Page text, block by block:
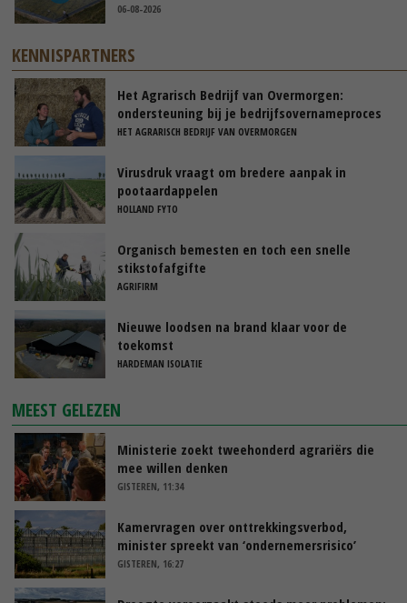
06-08-2026
KENNISPARTNERS
Het Agrarisch Bedrijf van Overmorgen:
ondersteuning bij je bedrijfsovernameproces
HET AGRARISCH BEDRIJF VAN OVERMORGEN
Virusdruk vraagt om bredere aanpak in
pootaardappelen
HOLLAND FYTO
Organisch bemesten en toch een snelle
stikstofafgifte
AGRIFIRM
Nieuwe loodsen na brand klaar voor de
toekomst
HARDEMAN ISOLATIE
MEEST GELEZEN
Ministerie zoekt tweehonderd agrariërs die
mee willen denken
GISTEREN, 11:34
Kamervragen over onttrekkingsverbod,
minister spreekt van ‘ondernemersrisico’
GISTEREN, 16:27